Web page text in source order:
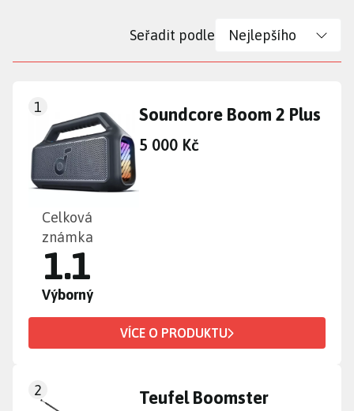
Seřadit podle
1 Soundcore Boom 2 Plus
5 000 Kč
Celková
známka
1.1
Výborný
VÍCE O PRODUKTU
2 Teufel Boomster